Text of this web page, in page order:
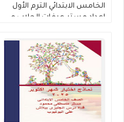
الخامس الابتدائي الترم الأول
اعداد مستر عرفات الحلاب و